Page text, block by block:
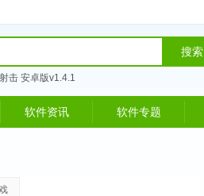
搜索
击 安卓版v1.4.1
软件资讯 软件专题